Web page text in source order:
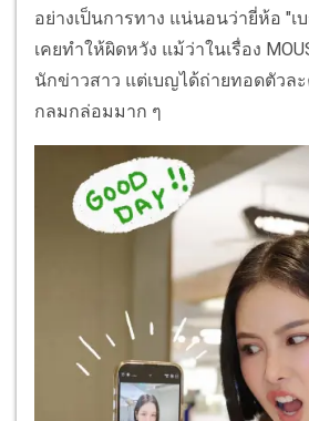
อย่างเป็นการทาง แน่นอนว่ายี่ห้อ "
เคยทำให้ผิดหวัง แม้ว่าในเรื่อง
นักข่าวสาว แต่เบญได้ถ่ายทอดตัวล
กลมกล่อมมาก ๆ